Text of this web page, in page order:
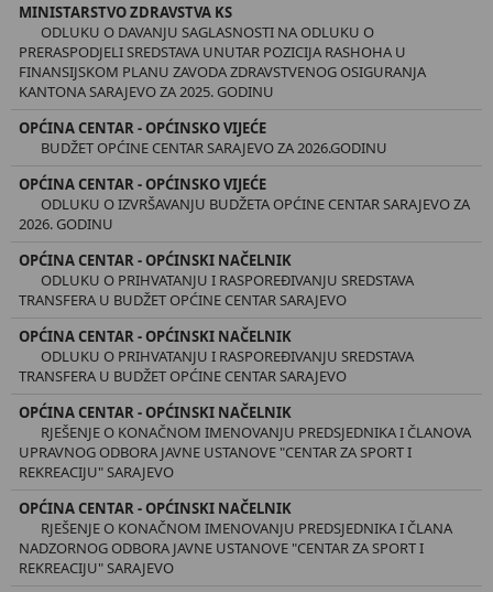
MINISTARSTVO ZDRAVSTVA KS
ODLUKU O DAVANJU SAGLASNOSTI NA ODLUKU O
PRERASPODJELI SREDSTAVA UNUTAR POZICIJA RASHOHA U
FINANSIJSKOM PLANU ZAVODA ZDRAVSTVENOG OSIGURANJA
KANTONA SARAJEVO ZA 2025. GODINU
OPĆINA CENTAR - OPĆINSKO VIJEĆE
BUDŽET OPĆINE CENTAR SARAJEVO ZA 2026.GODINU
OPĆINA CENTAR - OPĆINSKO VIJEĆE
ODLUKU O IZVRŠAVANJU BUDŽETA OPĆINE CENTAR SARAJEVO ZA
2026. GODINU
OPĆINA CENTAR - OPĆINSKI NAČELNIK
ODLUKU O PRIHVATANJU I RASPOREĐIVANJU SREDSTAVA
TRANSFERA U BUDŽET OPĆINE CENTAR SARAJEVO
OPĆINA CENTAR - OPĆINSKI NAČELNIK
ODLUKU O PRIHVATANJU I RASPOREĐIVANJU SREDSTAVA
TRANSFERA U BUDŽET OPĆINE CENTAR SARAJEVO
OPĆINA CENTAR - OPĆINSKI NAČELNIK
RJEŠENJE O KONAČNOM IMENOVANJU PREDSJEDNIKA I ČLANOVA
UPRAVNOG ODBORA JAVNE USTANOVE "CENTAR ZA SPORT I
REKREACIJU" SARAJEVO
OPĆINA CENTAR - OPĆINSKI NAČELNIK
RJEŠENJE O KONAČNOM IMENOVANJU PREDSJEDNIKA I ČLANA
NADZORNOG ODBORA JAVNE USTANOVE "CENTAR ZA SPORT I
REKREACIJU" SARAJEVO